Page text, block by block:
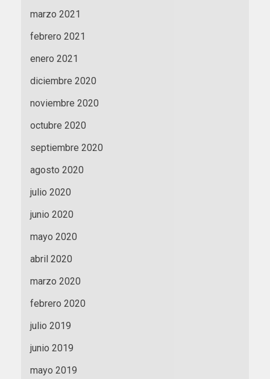
marzo 2021
febrero 2021
enero 2021
diciembre 2020
noviembre 2020
octubre 2020
septiembre 2020
agosto 2020
julio 2020
junio 2020
mayo 2020
abril 2020
marzo 2020
febrero 2020
julio 2019
junio 2019
mayo 2019